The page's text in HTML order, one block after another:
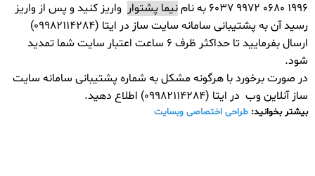
1996 0680 9972 6037 به نام
نیما پشتوار واریز کنید و پس از واریز
رسید آن به پشتیبانی سامانه سایت ساز در ایتا (09982114284)
ارسال بفرمایید تا حداکثر ظرف 6 ساعت اعتبار سایت شما تمدید
شود.
در صورت برخورد با هرگونه مشکل به شماره پشتیبانی سامانه سایت
ساز آنلاین وب در ایتا (09982114284) اطلاع دهید.
بیشتر بخوانید: طراحی اختصاصی وبسایت